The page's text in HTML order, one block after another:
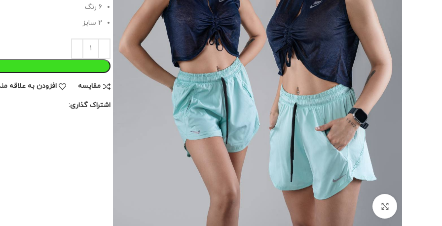
برای بزرگنمایی کلیک کنید
۶ رنگ
۲ سایز
مقايسه افزودن به علاقه
اشتراک گذاری: